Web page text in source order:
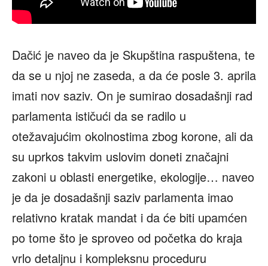
Dačić je naveo da je Skupština raspuštena, te
da se u njoj ne zaseda, a da će posle 3. aprila
imati nov saziv. On je sumirao dosadašnji rad
parlamenta ističući da se radilo u
otežavajućim okolnostima zbog korone, ali da
su uprkos takvim uslovim doneti značajni
zakoni u oblasti energetike, ekologije… naveo
je da je dosadašnji saziv parlamenta imao
relativno kratak mandat i da će biti upamćen
po tome što je sproveo od početka do kraja
vrlo detaljnu i kompleksnu proceduru